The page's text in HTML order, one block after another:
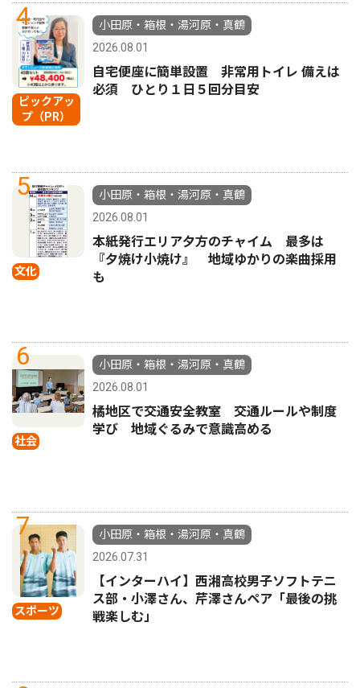
4
ピックアッ
プ（PR）
小田原・箱根・湯河原・真鶴
2026.08.01
自宅便座に簡単設置 非常用トイレ 備えは
必須 ひとり１日５回分目安
5
文化
小田原・箱根・湯河原・真鶴
2026.08.01
本紙発行エリア夕方のチャイム 最多は
『夕焼け小焼け』 地域ゆかりの楽曲採用
も
6
社会
小田原・箱根・湯河原・真鶴
2026.08.01
橘地区で交通安全教室 交通ルールや制度
学び 地域ぐるみで意識高める
7
スポーツ
小田原・箱根・湯河原・真鶴
2026.07.31
【インターハイ】西湘高校男子ソフトテニ
ス部・小澤さん、芹澤さんペア「最後の挑
戦楽しむ」